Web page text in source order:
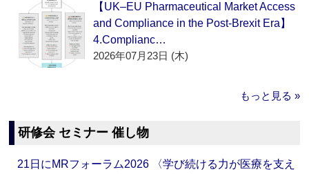
【UK–EU Pharmaceutical Market Access
and Compliance in the Post-Brexit Era】
4.Complianc…
2026年07月23日 (木)
もっと見る »
研修会 セミナー 催し物
21日にMRフォーラム2026 〈学び続ける力が医療を支え